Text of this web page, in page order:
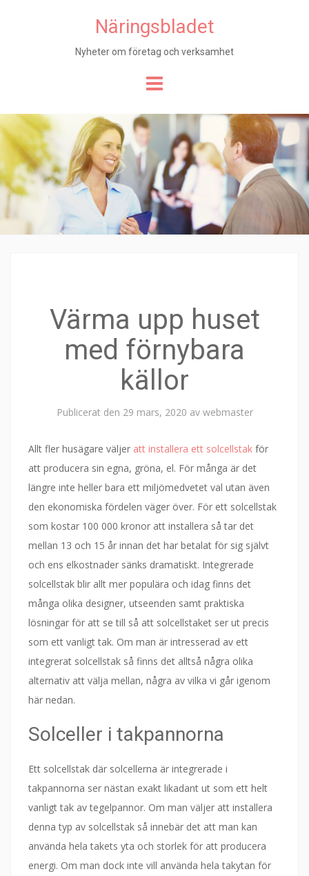
Näringsbladet
Nyheter om företag och verksamhet
till
innehåll
Värma upp huset
med förnybara
källor
Publicerat den 29 mars, 2020 av webmaster
Allt fler husägare väljer att installera ett solcellstak för
att producera sin egna, gröna, el. För många är det
längre inte heller bara ett miljömedvetet val utan även
den ekonomiska fördelen väger över. För ett solcellstak
som kostar 100 000 kronor att installera så tar det
mellan 13 och 15 år innan det har betalat för sig självt
och ens elkostnader sänks dramatiskt. Integrerade
solcellstak blir allt mer populära och idag finns det
många olika designer, utseenden samt praktiska
lösningar för att se till så att solcellstaket ser ut precis
som ett vanligt tak. Om man är intresserad av ett
integrerat solcellstak så finns det alltså några olika
alternativ att välja mellan, några av vilka vi går igenom
här nedan.
Solceller i takpannorna
Ett solcellstak där solcellerna är integrerade i
takpannorna ser nästan exakt likadant ut som ett helt
vanligt tak av tegelpannor. Om man väljer att installera
denna typ av solcellstak så innebär det att man kan
använda hela takets yta och storlek för att producera
energi. Om man dock inte vill använda hela takytan för